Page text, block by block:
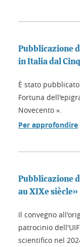
Pubblicazione
in Italia dal
È stato
Fortuna
Novecento ».
Per approfondire
Pubblicazione
au XIXe siècle»
Il convegno
patrocinio
scientifico nel